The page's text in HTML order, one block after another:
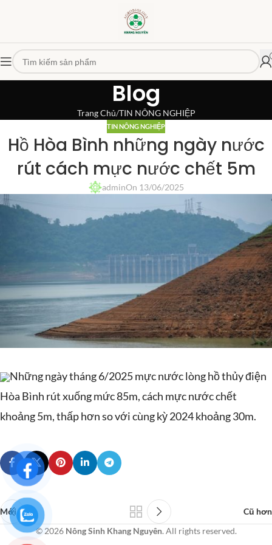
Blog
Trang Chủ TIN NÔNG NGHIỆP
TIN NÔNG NGHIỆP
Hồ Hòa Bình những ngày nước
rút cách mực nước chết 5m
adminOn 13/06/2025
Những ngày tháng 6/2025 mực nước lòng hồ thủy điện
Hòa Bình rút xuống mức 85m, cách mực nước chết
khoảng 5m, thấp hơn so với cùng kỳ 2024 khoảng 30m.
Mới hơn
Cũ hơn
© 2026 Nông Sinh Khang Nguyên. All rights reserved.